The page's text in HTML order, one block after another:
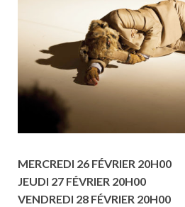
MERCREDI 26 FÉVRIER 20H00
JEUDI 27 FÉVRIER 20H00
VENDREDI 28 FÉVRIER 20H00